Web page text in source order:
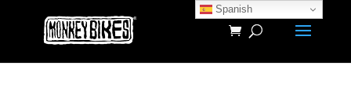
Búsqueda
productos
Spanish